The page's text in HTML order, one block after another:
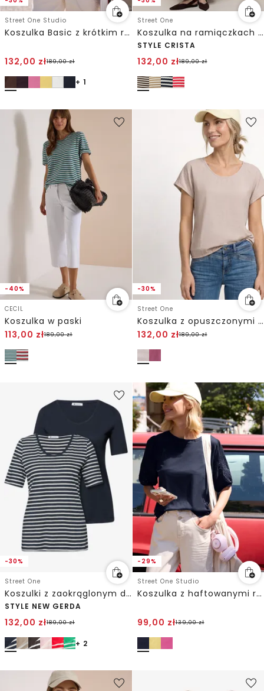
Street One Studio
Koszulka Basic z krótkim rękawem i okrągłym dekoltem
132,00 zł189,00zł
+ 1
Street One
Koszulka na ramiączkach w paski
STYLE CRISTA
132,00 zł189,00zł
-40%
CECIL
Koszulka w paski
113,00 zł189,00zł
-30%
Street One
Koszulka z opuszczonymi ramionami w teksturowanej mieszance
132,00 zł189,00zł
-30%
Street One
Koszulki z zaokrąglonym dekoltem w szpic w opakowaniu po 2 szt.
STYLE NEW GERDA
132,00 zł189,00zł
+ 2
-29%
Street One Studio
Koszulka z haftowanymi rękawami
99,00 zł139,00zł